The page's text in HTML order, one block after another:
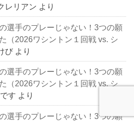
レリアン より
選手のプレーじゃない！3つの願
（2026ワシントン１回戦 vs. シ
び より
選手のプレーじゃない！3つの願
（2026ワシントン１回戦 vs. シ
す より
選手のプレーじゃない！3つの願